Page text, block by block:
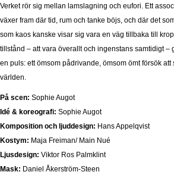
Verket rör sig mellan lamslagning och eufori. Ett
växer fram där tid, rum och tanke böjs, och där det
som kaos kanske visar sig vara en väg tillbaka till
tillstånd – att vara överallt och ingenstans samtidigt –
en puls: ett ömsom pådrivande, ömsom ömt försök att
världen.
På scen: Sophie Augot
Idé & koreografi: Sophie Augot
Komposition och ljuddesign: Hans Appelqvist
Kostym: Maja Freiman/ Main Nué
Ljusdesign: Viktor Ros Palmklint
Mask: Daniel Åkerström-Steen